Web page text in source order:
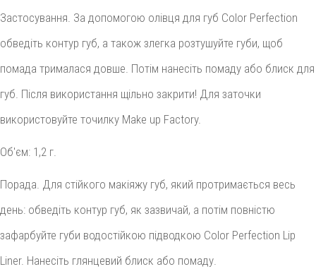
Застосування. За допомогою олівця для губ Color Perfection
обведіть контур губ, а також злегка розтушуйте губи, щоб
помада трималася довше. Потім нанесіть помаду або блиск для
губ. Після використання щільно закрити! Для заточки
використовуйте точилку Make up Factory.
Об'єм: 1,2 г.
Порада. Для стійкого макіяжу губ, який протримається весь
день: обведіть контур губ, як зазвичай, а потім повністю
зафарбуйте губи водостійкою підводкою Color Perfection Lip
Liner. Нанесіть глянцевий блиск або помаду.